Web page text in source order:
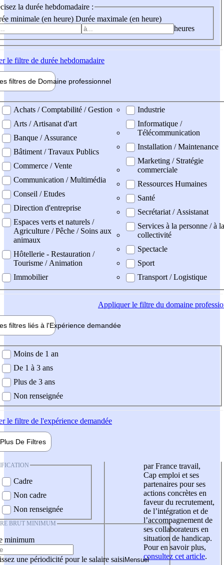
la durée hebdomadaire :
minimale (en heure) Durée maximale (en heure)
heures
le filtre de durée hebdomadaire
filtres de Domaine professionnel
professionel
Achats / Comptabilité / Gestion
Arts / Artisanat d'art
Banque / Assurance
Bâtiment / Travaux Publics
Commerce / Vente
Communication / Multimédia
Conseil / Etudes
Direction d'entreprise
Espaces verts et naturels /
Agriculture / Pêche / Soins aux
animaux
Hôtellerie - Restauration /
Tourisme / Animation
Immobilier
Industrie
Informatique /
Télécommunication
Installation / Maintenance
Marketing / Stratégie
commerciale
Ressources Humaines
Santé
Secrétariat / Assistanat
Services à la personne / à la
collectivité
Spectacle
Sport
Transport / Logistique
Appliquerle filtre du domaine
filtres liés à l'Expérience demandée
demandée
Moins de 1 an
De 1 à 3 ans
Plus de 3 ans
Non renseignée
le filtre de l'expérience demandée
Plus De Filtres
Cadre
Non cadre
Non renseignée
BRUT MINIMUM
minimum
une périodicité pour le salaire saisi
par France travail,
Cap emploi et ses
partenaires pour ses
actions concrètes en
faveur du recrutement,
de l’intégration et de
l’accompagnement de
ses collaborateurs en
situation de handicap.
Pour en savoir plus,
consultez cet article.